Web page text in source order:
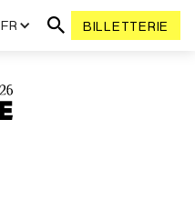
FR BILLETTERIE